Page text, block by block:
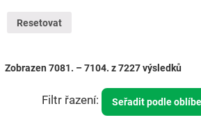
Resetovat
Zobrazen 7081. – 7104. z 7227 výsledků